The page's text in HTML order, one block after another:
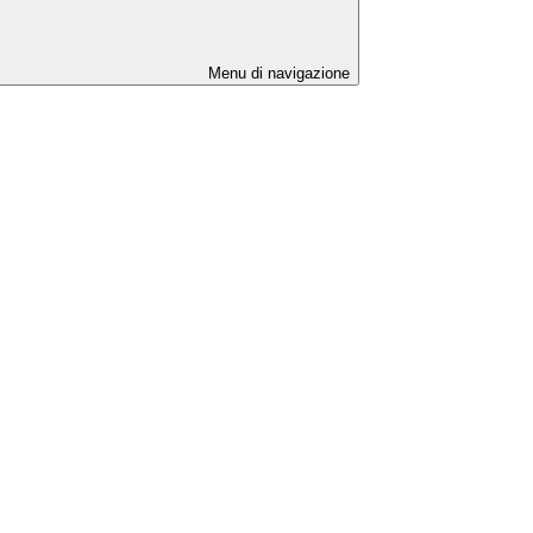
Menu di navigazione